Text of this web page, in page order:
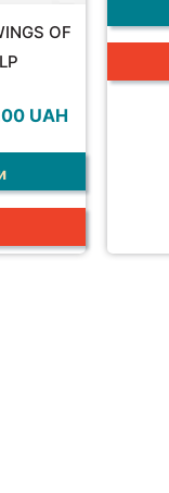
OF
UAH.
UAHПоточна
1,060.00 UAH.